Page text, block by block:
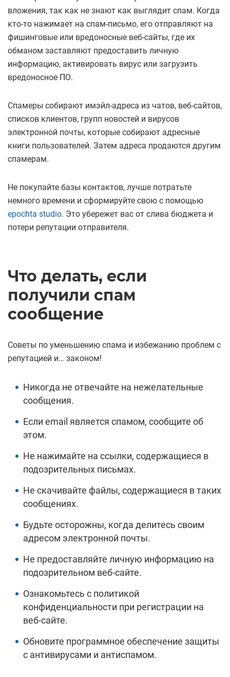
вложения, так как не знают как выглядит спам. Когда
кто-то нажимает на спам-письмо, его отправляют на
фишинговые или вредоносные веб-сайты, где их
обманом заставляют предоставить личную
информацию, активировать вирус или загрузить
вредоносное ПО.
Спамеры собирают имэйл-адреса из чатов, веб-сайтов,
списков клиентов, групп новостей и вирусов
электронной почты, которые собирают адресные
книги пользователей. Затем адреса продаются другим
спамерам.
Не покупайте базы контактов, лучше потратьте
немного времени и сформируйте свою с помощью
epochta studio. Это убережет вас от слива бюджета и
потери репутации отправителя.
Что делать, если
получили спам
сообщение
Советы по уменьшению спама и избежанию проблем с
репутацией и… законом!
Никогда не отвечайте на нежелательные
сообщения.
Если email является спамом, сообщите об
этом.
Не нажимайте на ссылки, содержащиеся в
подозрительных письмах.
Не скачивайте файлы, содержащиеся в таких
сообщениях.
Будьте осторожны, когда делитесь своим
адресом электронной почты.
Не предоставляйте личную информацию на
подозрительном веб-сайте.
Ознакомьтесь с политикой
конфиденциальности при регистрации на
веб-сайте.
Обновите программное обеспечение защиты
с антивирусами и антиспамом.